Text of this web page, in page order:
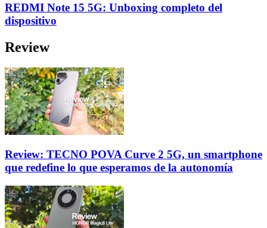
REDMI Note 15 5G: Unboxing completo del
dispositivo
Review
Review: TECNO POVA Curve 2 5G, un smartphone
que redefine lo que esperamos de la autonomía